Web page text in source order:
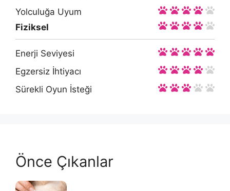
Yolculuğa Uyum
Fiziksel
Enerji Seviyesi
Egzersiz İhtiyacı
Sürekli Oyun İsteği
Önce Çıkanlar